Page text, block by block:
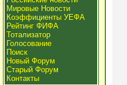
Мировые Новости
Коэффициенты УЕФА
Рейтинг ФИФА
Тотализатор
Голосование
Поиск
Новый Форум
Старый Форум
Контакты